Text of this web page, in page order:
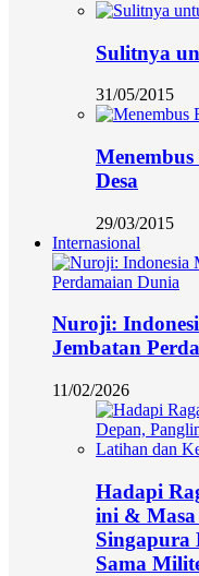
Sulitnya
31/05/2015
Desa
29/03/2015
Internasional
Nuroji:
Jembatan
11/02/2026
Hadapi
ini & Masa
Singapura
Sama